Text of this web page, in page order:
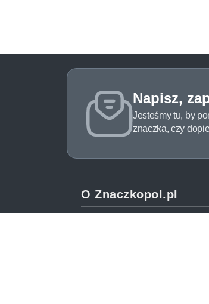
Napisz,
Jesteśmy tu, by
znaczka, czy
O Znaczkopol.pl